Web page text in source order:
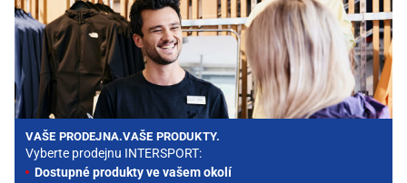
VAŠE PRODEJNA.VAŠE PRODUKTY.
Vyberte prodejnu INTERSPORT:
Dostupné produkty ve vašem okolí